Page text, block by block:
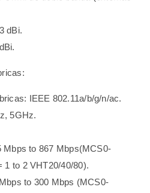
dBi.
IEEE 802.11a/b/g/n/ac.
5GHz.
Mbps to 867 Mbps(MCS0-
1 to 2 VHT20/40/80).
to 300 Mbps (MCS0-